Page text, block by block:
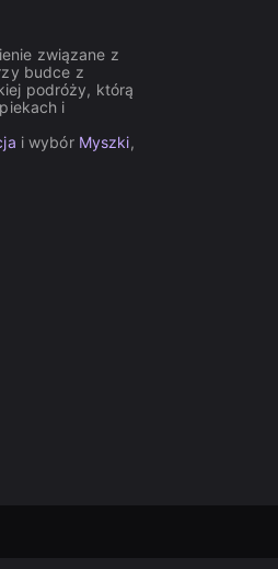
związane z
budce z
podróży, którą
i
i wybór Myszki,